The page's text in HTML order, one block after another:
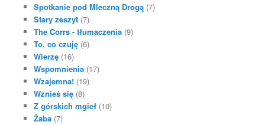
Spotkanie pod Mleczną Drogą(7)
Stary zeszyt(7)
The Corrs - tłumaczenia(9)
To, co czuję(6)
Wierzę(16)
Wspomnienia(17)
Wzajemna!(19)
Wznieś się(8)
Z górskich mgieł(10)
Żaba(7)